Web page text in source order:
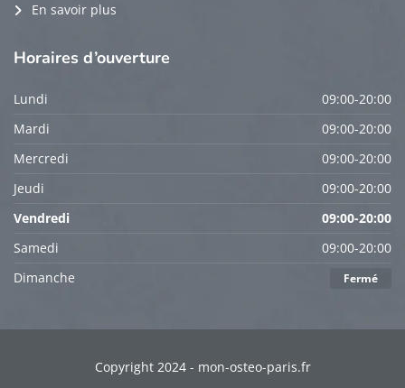
En savoir plus
Horaires d’ouverture
Lundi
09:00-20:00
Mardi
09:00-20:00
Mercredi
09:00-20:00
Jeudi
09:00-20:00
Vendredi
09:00-20:00
Samedi
09:00-20:00
Dimanche
Fermé
Copyright 2024 - mon-osteo-paris.fr